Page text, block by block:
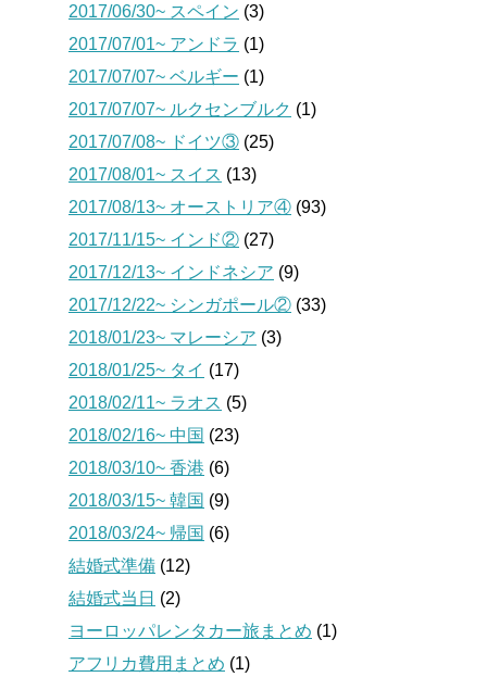
2017/06/30~ スペイン (3)
2017/07/01~ アンドラ (1)
2017/07/07~ ベルギー (1)
2017/07/07~ ルクセンブルク (1)
2017/07/08~ ドイツ③ (25)
2017/08/01~ スイス (13)
2017/08/13~ オーストリア④ (93)
2017/11/15~ インド② (27)
2017/12/13~ インドネシア (9)
2017/12/22~ シンガポール② (33)
2018/01/23~ マレーシア (3)
2018/01/25~ タイ (17)
2018/02/11~ ラオス (5)
2018/02/16~ 中国 (23)
2018/03/10~ 香港 (6)
2018/03/15~ 韓国 (9)
2018/03/24~ 帰国 (6)
結婚式準備 (12)
結婚式当日 (2)
ヨーロッパレンタカー旅まとめ (1)
アフリカ費用まとめ (1)